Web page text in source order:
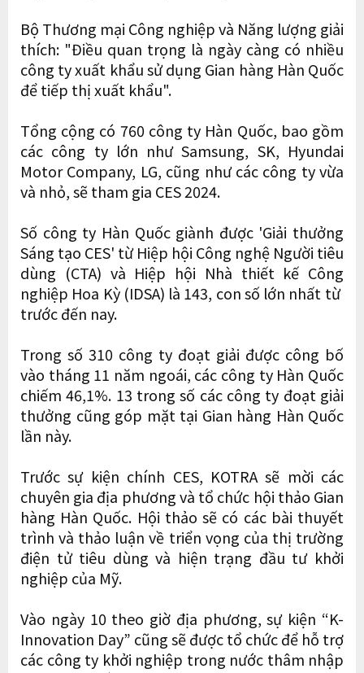
Bộ Thương mại Công nghiệp và Năng lượng giải
thích: "Điều quan trọng là ngày càng có nhiều
công ty xuất khẩu sử dụng Gian hàng Hàn Quốc
để tiếp thị xuất khẩu".
Tổng cộng có 760 công ty Hàn Quốc, bao gồm
các công ty lớn như Samsung, SK, Hyundai
Motor Company, LG, cũng như các công ty vừa
và nhỏ, sẽ tham gia CES 2024.
Số công ty Hàn Quốc giành được 'Giải thưởng
Sáng tạo CES' từ Hiệp hội Công nghệ Người tiêu
dùng (CTA) và Hiệp hội Nhà thiết kế Công
nghiệp Hoa Kỳ (IDSA) là 143, con số lớn nhất từ ​​
trước đến nay.
Trong số 310 công ty đoạt giải được công bố
vào tháng 11 năm ngoái, các công ty Hàn Quốc
chiếm 46,1%. 13 trong số các công ty đoạt giải
thưởng cũng góp mặt tại Gian hàng Hàn Quốc
lần này.
Trước sự kiện chính CES, KOTRA sẽ mời các
chuyên gia địa phương và tổ chức hội thảo Gian
hàng Hàn Quốc. Hội thảo sẽ có các bài thuyết
trình và thảo luận về triển vọng của thị trường
điện tử tiêu dùng và hiện trạng đầu tư khởi
nghiệp của Mỹ.
Vào ngày 10 theo giờ địa phương, sự kiện “K-
Innovation Day” cũng sẽ được tổ chức để hỗ trợ
các công ty khởi nghiệp trong nước thâm nhập